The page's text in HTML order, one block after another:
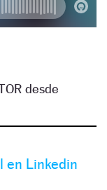
desde
en Linkedin